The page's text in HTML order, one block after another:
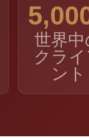
世界
クラ
ント